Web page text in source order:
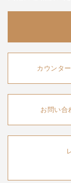
カウンタ
お問い合